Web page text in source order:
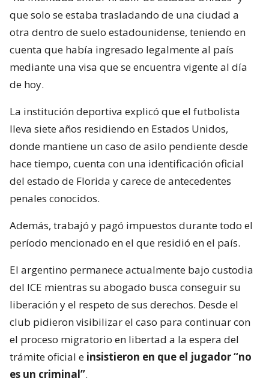
que solo se estaba trasladando de una ciudad a
otra dentro de suelo estadounidense, teniendo en
cuenta que había ingresado legalmente al país
mediante una visa que se encuentra vigente al día
de hoy.
La institución deportiva explicó que el futbolista
lleva siete años residiendo en Estados Unidos,
donde mantiene un caso de asilo pendiente desde
hace tiempo, cuenta con una identificación oficial
del estado de Florida y carece de antecedentes
penales conocidos.
Además, trabajó y pagó impuestos durante todo el
período mencionado en el que residió en el país.
El argentino permanece actualmente bajo custodia
del ICE mientras su abogado busca conseguir su
liberación y el respeto de sus derechos. Desde el
club pidieron visibilizar el caso para continuar con
el proceso migratorio en libertad a la espera del
trámite oficial e insistieron en que el jugador “no
es un criminal”.